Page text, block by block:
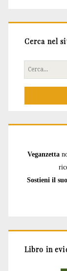
Cerca nel
Cerca
per:
Veganzetta
Sostieni il
Libro in